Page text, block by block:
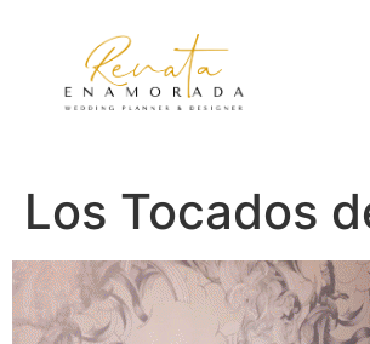
Los Tocados